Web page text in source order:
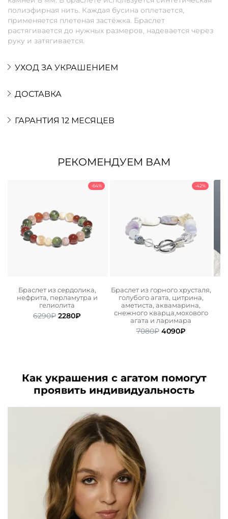
полиэфирная нить. Каждая бусина оплетается,
применяется плетеная застёжка. Браслет
растягивается до нужных размеров, надевается через
руку и затягивается.
УХОД ЗА УКРАШЕНИЕМ
ДОСТАВКА
ГАРАНТИЯ 12 МЕСЯЦЕВ
РЕКОМЕНДУЕМ ВАМ
-64%
Браслет из сердолика,
нефрита, перламутра и
гелиолита
6290₽ Первоначальная
2280₽
-42%
Браслет из горного хрусталя,
голубого агата, цитрина,
аметиста, аквамарина,
снежного кварца,мохового
агата и ларимара
7080₽ Первоначальная
4090₽Текущая
Как украшения с агатом помогут
проявить индивидуальность